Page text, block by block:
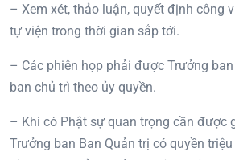
– Xem xét, thảo luận, quyết định công
tự viện trong thời gian sắp tới.
– Các phiên họp phải được Trưởng
ban chủ trì theo ủy quyền.
– Khi có Phật sự quan trọng cần được
Trưởng ban Ban Quản trị có quyền